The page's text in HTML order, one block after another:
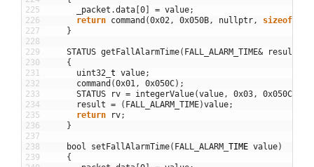
225
226
227
228
229
230
231
232
233
234
235
236
237
238
239
_packet .data 0 = value;
return command (0x02, 0x050B, nullptr, sizeof
}
STATUS getFallAlarmTime( FALL_ALARM_TIME& result
{
uint32 t value;
command (0x01, 0x050C) ;
STATUS
rv = integerValue(value, 0x03, 0x050C
result = ( FALL_ALARM_TIME)value;
return
rv;
}
bool setFallAlarmTime( FALL_ALARM TIME value)
{